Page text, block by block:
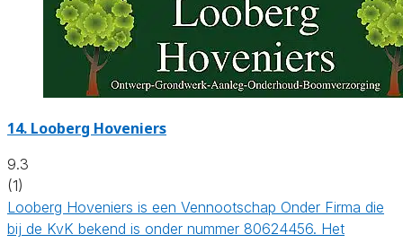
14. Looberg Hoveniers
9.3
(1)
Looberg Hoveniers is een Vennootschap Onder Firma die
bij de KvK bekend is onder nummer 80624456. Het